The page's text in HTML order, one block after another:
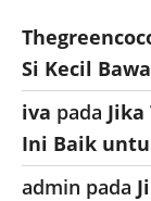
Si Kecil
iva pada
Ini Baik
admin pada